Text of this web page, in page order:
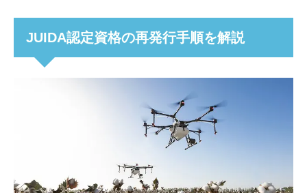
JUIDA認定資格の再発行手順を解説